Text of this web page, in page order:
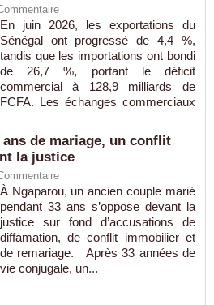
En juin 2026, les exportations du
Sénégal ont progressé de 4,4 %,
tandis que les importations ont bondi
de 26,7 %, portant le déficit
commercial à 128,9 milliards de
FCFA. Les échanges commerciaux
ans de mariage, un conflit
la justice
À Ngaparou, un ancien couple marié
pendant 33 ans s’oppose devant la
justice sur fond d’accusations de
diffamation, de conflit immobilier et
de remariage. Après 33 années de
vie conjugale, un...